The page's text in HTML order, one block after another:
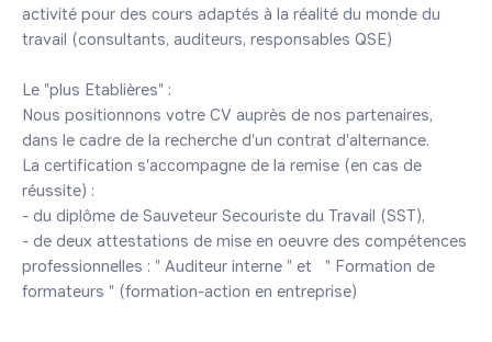
activité pour des cours adaptés à la réalité du monde du
travail (consultants, auditeurs, responsables QSE)
Le "plus Etablières" :
Nous positionnons votre CV auprès de nos partenaires,
dans le cadre de la recherche d'un contrat d'alternance.
La certification s'accompagne de la remise (en cas de
réussite) :
- du diplôme de Sauveteur Secouriste du Travail (SST),
- de deux attestations de mise en oeuvre des compétences
professionnelles : " Auditeur interne " et   " Formation de
formateurs " (formation-action en entreprise)